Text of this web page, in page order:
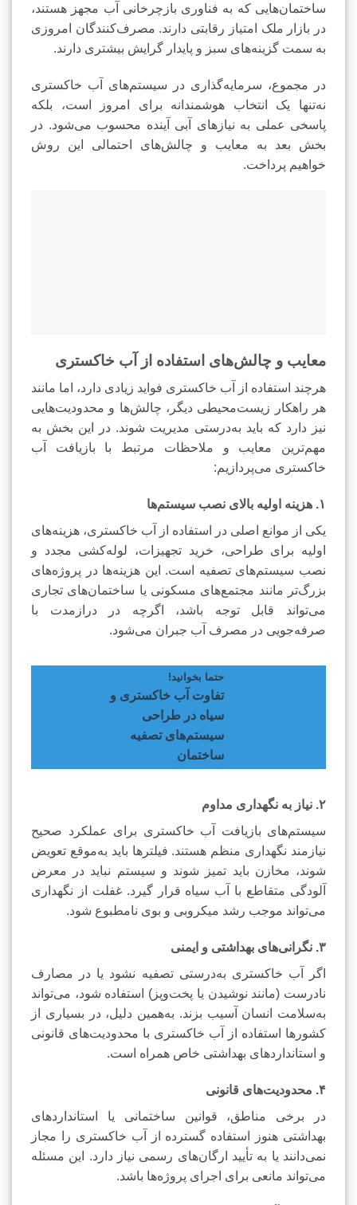
ساختمان‌هایی که به فناوری بازچرخانی آب مجهز هستند،
در بازار ملک امتیاز رقابتی دارند. مصرف‌کنندگان امروزی
به سمت گزینه‌های سبز و پایدار گرایش بیشتری دارند.
در مجموع، سرمایه‌گذاری در سیستم‌های آب خاکستری
نه‌تنها یک انتخاب هوشمندانه برای امروز است، بلکه
پاسخی عملی به نیازهای آبی آینده محسوب می‌شود. در
بخش بعد به معایب و چالش‌های احتمالی این روش
خواهیم پرداخت.
معایب و چالش‌های استفاده از آب خاکستری
هرچند استفاده از آب خاکستری فواید زیادی دارد، اما مانند
هر راهکار زیست‌محیطی دیگر، چالش‌ها و محدودیت‌هایی
نیز دارد که باید به‌درستی مدیریت شوند. در این بخش به
مهم‌ترین معایب و ملاحظات مرتبط با بازیافت آب
خاکستری می‌پردازیم:
۱. هزینه اولیه بالای نصب سیستم‌ها
یکی از موانع اصلی در استفاده از آب خاکستری، هزینه‌های
اولیه برای طراحی، خرید تجهیزات، لوله‌کشی مجدد و
نصب سیستم‌های تصفیه است. این هزینه‌ها در پروژه‌های
بزرگ‌تر مانند مجتمع‌های مسکونی یا ساختمان‌های تجاری
می‌تواند قابل توجه باشد، اگرچه در درازمدت با
صرفه‌جویی در مصرف آب جبران می‌شود.
حتما بخوانید!
تفاوت آب خاکستری و
سیاه در طراحی
سیستم‌های تصفیه
ساختمان
۲. نیاز به نگهداری مداوم
سیستم‌های بازیافت آب خاکستری برای عملکرد صحیح
نیازمند نگهداری منظم هستند. فیلترها باید به‌موقع تعویض
شوند، مخازن باید تمیز شوند و سیستم نباید در معرض
آلودگی متقاطع با آب سیاه قرار گیرد. غفلت از نگهداری
می‌تواند موجب رشد میکروبی و بوی نامطبوع شود.
۳. نگرانی‌های بهداشتی و ایمنی
اگر آب خاکستری به‌درستی تصفیه نشود یا در مصارف
نادرست (مانند نوشیدن یا پخت‌وپز) استفاده شود، می‌تواند
به‌سلامت انسان آسیب بزند. به‌همین دلیل، در بسیاری از
کشورها استفاده از آب خاکستری با محدودیت‌های قانونی
و استانداردهای بهداشتی خاص همراه است.
۴. محدودیت‌های قانونی
در برخی مناطق، قوانین ساختمانی یا استانداردهای
بهداشتی هنوز استفاده گسترده از آب خاکستری را مجاز
نمی‌دانند یا به تأیید ارگان‌های رسمی نیاز دارد. این مسئله
می‌تواند مانعی برای اجرای پروژه‌ها باشد.